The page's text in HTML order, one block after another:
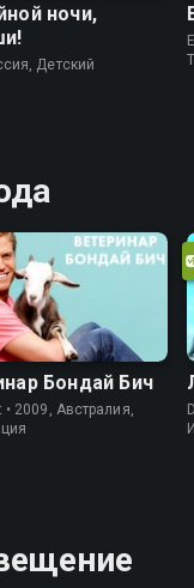
ночи,
Детский
Бондай Бич
• 2009, Австралия,